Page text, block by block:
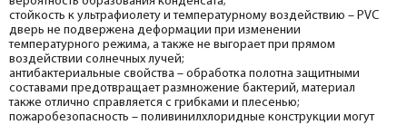
стойкость к ультрафиолету и температурному воздействию – PVC
дверь не подвержена деформации при изменении
температурного режима, а также не выгорает при прямом
воздействии солнечных лучей;
антибактериальные свойства – обработка полотна защитными
составами предотвращает размножение бактерий, материал
также отлично справляется с грибками и плесенью;
пожаробезопасность – поливинилхлоридные конструкции могут